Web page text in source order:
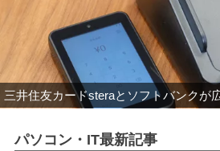
三井住友カードsteraとソフトバンクが
パソコン・IT最新記事